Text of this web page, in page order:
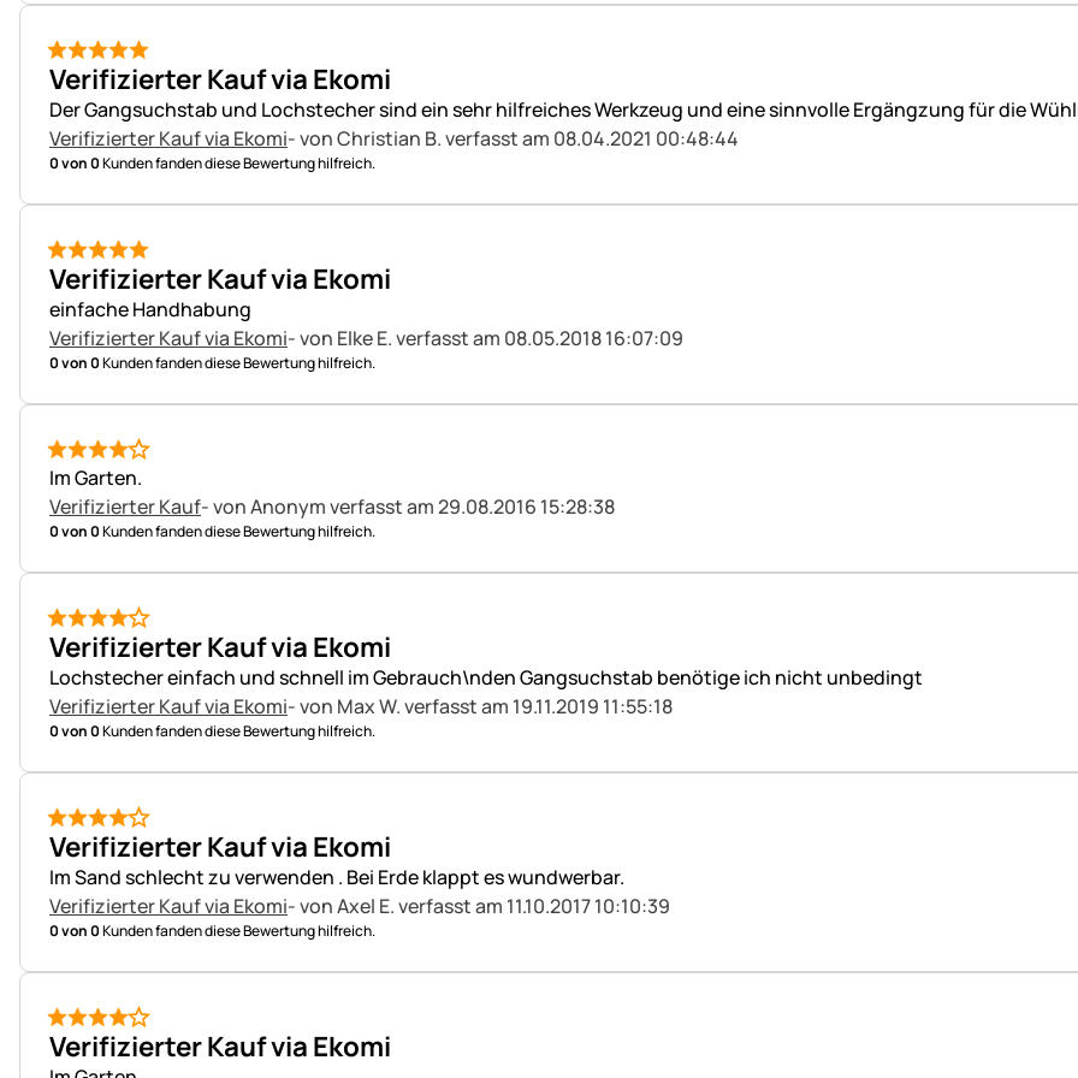
5 von 5
Verifizierter Kauf via Ekomi
Der Gangsuchstab und Lochstecher sind ein sehr hilfreiches Werkzeug und eine sinnvolle Ergängzung für die
Verifizierter Kauf via Ekomi- von Christian B.verfasst am 08.04.2021 00:48:44
0 von 0Kunden fanden diese Bewertung hilfreich.
5 von 5
Verifizierter Kauf via Ekomi
einfache Handhabung
Verifizierter Kauf via Ekomi- von Elke E.verfasst am 08.05.2018 16:07:09
0 von 0Kunden fanden diese Bewertung hilfreich.
4 von 5
Im Garten.
Verifizierter Kauf- von Anonymverfasst am 29.08.2016 15:28:38
0 von 0Kunden fanden diese Bewertung hilfreich.
4 von 5
Verifizierter Kauf via Ekomi
Lochstecher einfach und schnell im Gebrauch\nden Gangsuchstab benötige ich nicht unbedingt
Verifizierter Kauf via Ekomi- von Max W.verfasst am 19.11.2019 11:55:18
0 von 0Kunden fanden diese Bewertung hilfreich.
4 von 5
Verifizierter Kauf via Ekomi
Im Sand schlecht zu verwenden . Bei Erde klappt es wundwerbar.
Verifizierter Kauf via Ekomi- von Axel E.verfasst am 11.10.2017 10:10:39
0 von 0Kunden fanden diese Bewertung hilfreich.
4 von 5
Verifizierter Kauf via Ekomi